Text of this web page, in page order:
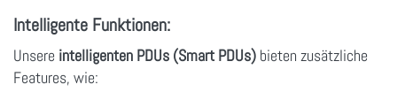
Intelligente Funktionen:
Unsere intelligenten PDUs (Smart PDUs) bieten zusätzliche
Features, wie: